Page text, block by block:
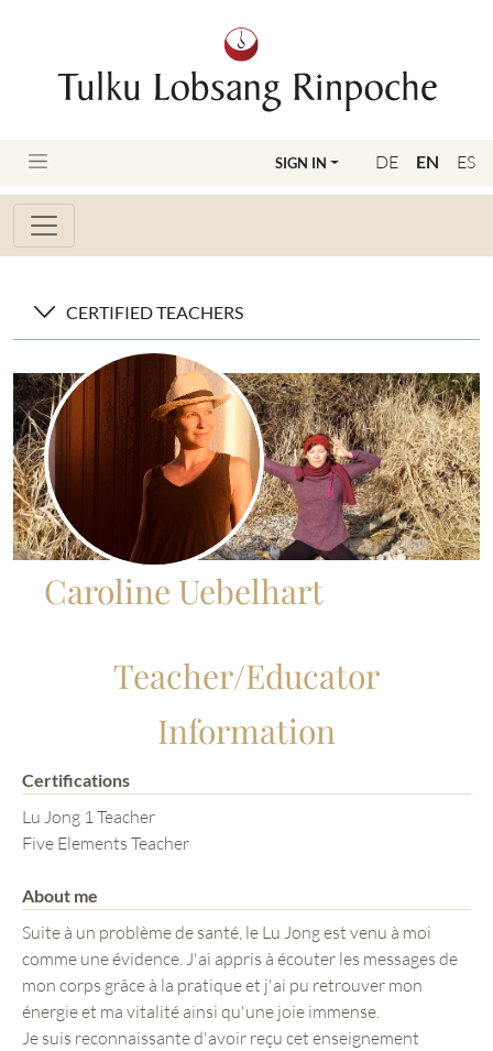
DE EN ES
SIGN IN
CERTIFIED TEACHERS
Caroline Uebelhart
Teacher/Educator
Information
Certifications
Lu Jong 1 Teacher
Five Elements Teacher
About me
Suite à un problème de santé, le Lu Jong est venu à moi
comme une évidence. J'ai appris à écouter les messages de
mon corps grâce à la pratique et j'ai pu retrouver mon
énergie et ma vitalité ainsi qu'une joie immense.
Je suis reconnaissante d'avoir reçu cet enseignement